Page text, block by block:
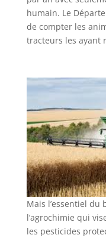
humain. Le
de compter les
tracteurs les ayant
Mais l’essentiel
l’agrochimie qui
les pesticides